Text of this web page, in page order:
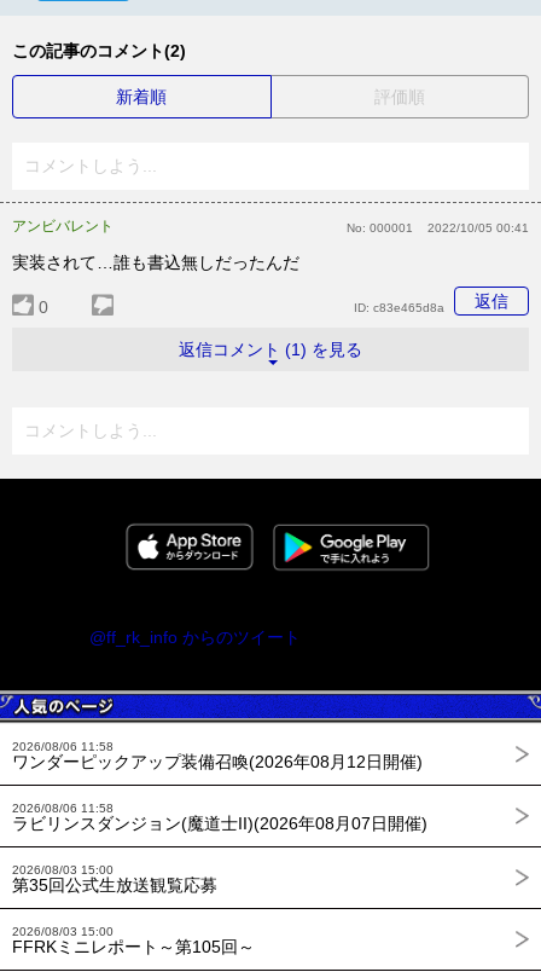
この記事のコメント(2)
新着順 評価順
コメントしよう...
アンビバレント No: 000001 2022/10/05 00:41
実装されて…誰も書込無しだったんだ
0 返信
ID: c83e465d8a
返信コメント (1) を見る
コメントしよう...
@ff_rk_info からのツイート
2026/08/06 11:58
ワンダーピックアップ装備召喚(2026年08月12日開催)
2026/08/06 11:58
ラビリンスダンジョン(魔道士II)(2026年08月07日開催)
2026/08/03 15:00
第35回公式生放送観覧応募
2026/08/03 15:00
FFRKミニレポート～第105回～